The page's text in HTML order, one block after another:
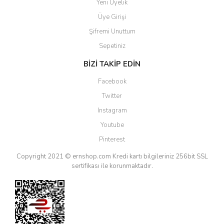
Yeni Üyelik
Üye Girişi
Şifremi Unuttum
Sepetiniz
BİZİ TAKİP EDİN
Facebook
Twitter
Instagram
Youtube
Pinterest
Copyright 2021 © ernshop.com Kredi kartı bilgileriniz 256bit SSL
sertifikası ile korunmaktadır.